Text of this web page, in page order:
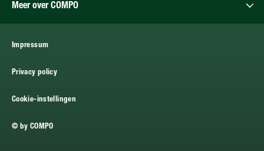
Meer over COMPO
Impressum
Privacy policy
Cookie-instellingen
© by COMPO